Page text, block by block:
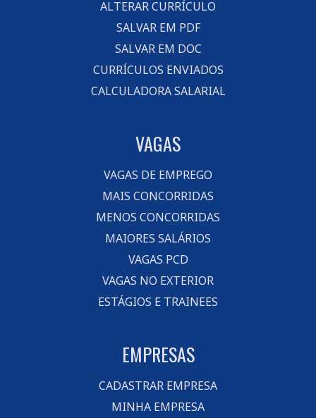
ALTERAR CURRÍCULO
SALVAR EM PDF
SALVAR EM DOC
CURRÍCULOS ENVIADOS
CALCULADORA SALARIAL
VAGAS
VAGAS DE EMPREGO
MAIS CONCORRIDAS
MENOS CONCORRIDAS
MAIORES SALÁRIOS
VAGAS PCD
VAGAS NO EXTERIOR
ESTÁGIOS E TRAINEES
EMPRESAS
CADASTRAR EMPRESA
MINHA EMPRESA